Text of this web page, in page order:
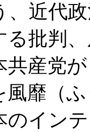
、近代
る批判
共産党
風靡（
のイン